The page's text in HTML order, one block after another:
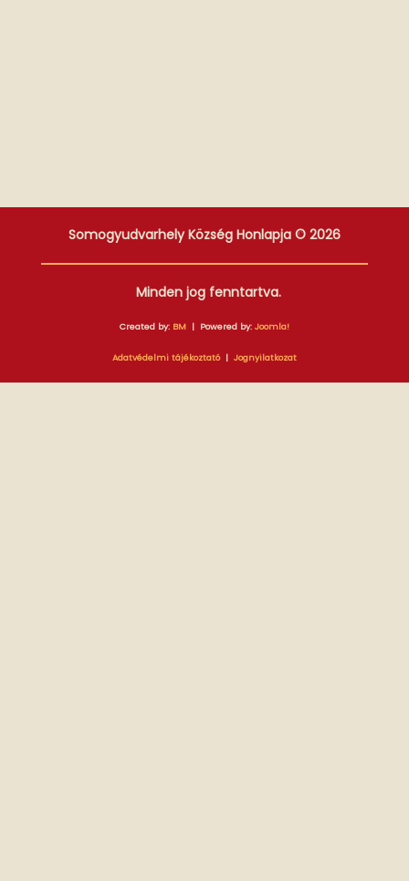
Somogyudvarhely Község Honlapja © 2026
Minden jog fenntartva.
Created by: BM | Powered by: Joomla!
Adatvédelmi tájékoztató| Jognyilatkozat